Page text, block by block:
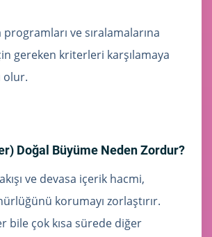
ve sıralamalarına
gereken kriterleri karşılamaya
olur.
Doğal Büyüme Neden Zordur?
akışı ve devasa içerik hacmi,
korumayı zorlaştırır.
bile çok kısa sürede diğer